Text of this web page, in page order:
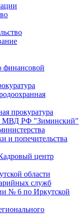
прокуратура
МВД РФ "Зиминский"
и попечительства
центр
области
служб
№ 6 по Иркутской